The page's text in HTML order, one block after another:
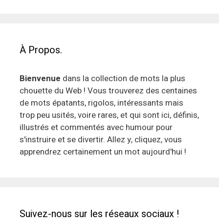
À Propos.
Bienvenue dans la collection de mots la plus
chouette du Web ! Vous trouverez des centaines
de mots épatants, rigolos, intéressants mais
trop peu usités, voire rares, et qui sont ici, définis,
illustrés et commentés avec humour pour
s'instruire et se divertir. Allez y, cliquez, vous
apprendrez certainement un mot aujourd'hui !
Suivez-nous sur les réseaux sociaux !